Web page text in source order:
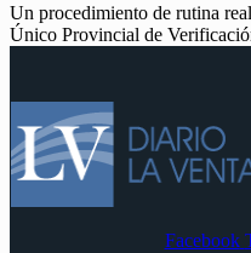
Un procedimiento de rutina
Único Provincial de
Facebook